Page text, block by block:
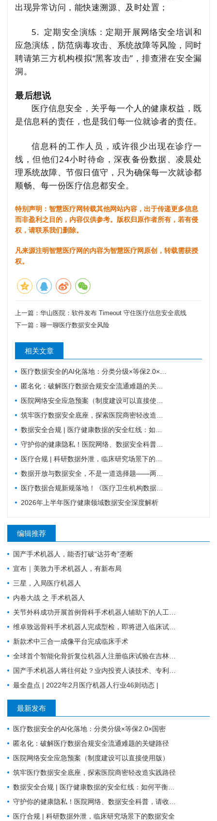
出现异常访问，能快速溯源、及时处置；
5. 定期安全演练：定期开展网络安全培训和
应急演练，防范病毒攻击、系统故障等风险，同时
聘请第三方机构模拟“黑客攻击”，排查潜在安全漏
洞。
最后想说
医疗信息安全，关乎每一个人的健康权益，既
是信息科的责任，也是我们每一位就诊者的责任。
信息科的工作人员，或许很少出现在诊疗一
线，但他们24小时待命，深夜备份数据、凌晨处
理系统故障、节假日值守，只为确保每一次就诊都
顺畅、每一份医疗信息都安全。
特别声明：智慧医疗网转载其他网站内容，出于传递更多信息
而非盈利之目的，内容仅供参考。版权归原作者所有，若有侵
权，请联系我们删除。
凡来源注明智慧医疗网的内容为智慧医疗网原创，转载需获授
权。
上一篇： 华山医院：软件发布 Timeout 守住医疗信息安全底线
下一篇： 聊一聊医疗数据安全风险
相关文章
医疗数据安全的AI化落地：分类分级×等保2.0×国密
匿名化：破解医疗数据合规安全流通难题的关键路径
医院网络安全应急预案（制度建设可以直接使用版）
筑牢医疗数据安全底座，探索医院商密轻改造实践路径
数据安全合规 | 医疗健康数据的安全红线：如何平衡业务流转与合规监管？
守护你的健康隐私！医院网络、数据安全科普，请收好这份防护指南
医疗合规 | 科研数据外泄，临床研究场景下的数据安全
数据开放与数据安全，不是一道选择题——两份国家级文件背后的标准化逻辑
医疗数据合规新规落地！《医疗卫生机构数据安全和个人信息保护管理办法（试行）》核心解读与行动指南
2026年上半年医疗健康领域数据安全深度解析
编辑推荐
国产手术机器人，能否打破“达芬奇”垄断
宣布｜美敦力手术机器人，有新布局
三星，入局医疗机器人
内卷大战 之 手术机器人
关节外科成功开展首例骨科手术机器人辅助下的人工膝关节表面置换术
维卓致远骨科手术机器人完成型检，即将进入临床试验阶段
新款术中三合一成像平台完成临床手术
全球首个智能化骨折复位机器人注册临床试验在吉林大学第一医院成功启动
国产手术机器人将往何处？业内投资人谈技术、专利、临床价值与商业化趋势
最全盘点 | 2022年2月医疗机器人行业46则动态 |
最新发布
医疗数据安全的AI化落地：分类分级×等保2.0×国密
匿名化：破解医疗数据合规安全流通难题的关键路径
医院网络安全应急预案（制度建设可以直接使用版）
筑牢医疗数据安全底座，探索医院商密轻改造实践路径
数据安全合规 | 医疗健康数据的安全红线：如何平衡业务流转与合规监管？
守护你的健康隐私！医院网络、数据安全科普，请收好这份防护指南
医疗合规 | 科研数据外泄，临床研究场景下的数据安全